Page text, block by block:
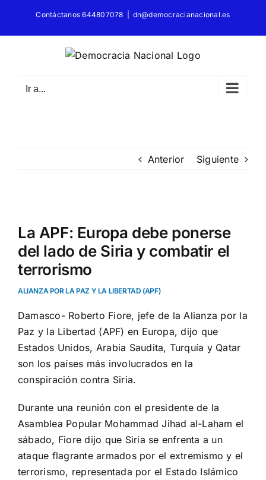
contenido
Contáctanos 644807078 dn@democracianacional.es
Ir a...
Anterior Siguiente
imagen
más
grande
La APF: Europa debe ponerse
del lado de Siria y combatir el
terrorismo
ALIANZA POR LA PAZ Y LA LIBERTAD (APF)
Damasco- Roberto Fiore, jefe de la Alianza por la
Paz y la Libertad (APF) en Europa,dijo que
Estados Unidos, Arabia Saudita, Turquía y Qatar
son los países más involucrados en la
conspiración contra Siria.
Durante una reunión con el presidente de la
Asamblea Popular Mohammad Jihad al-Laham el
sábado, Fiore dijo que Siria se enfrenta a un
ataque flagrante armados por el extremismo y el
terrorismo, representada por el Estado Islámico